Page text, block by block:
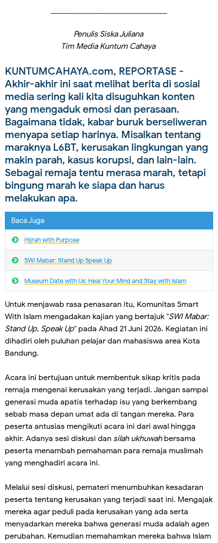
Penulis Siska Juliana
Tim Media Kuntum Cahaya
KUNTUMCAHAYA.com, REPORTASE -
Akhir-akhir ini saat melihat berita di sosial
media sering kali kita disuguhkan konten
yang mengaduk emosi dan perasaan.
Bagaimana tidak, kabar buruk berseliweran
menyapa setiap harinya. Misalkan tentang
maraknya L6BT, kerusakan lingkungan yang
makin parah, kasus korupsi, dan lain-lain.
Sebagai remaja tentu merasa marah, tetapi
bingung marah ke siapa dan harus
melakukan apa.
Baca Juga
Hijrah with Purpose
SWI Mabar: Stand Up Speak Up
Museum Date with Us: Heal Your Mind and Stay with Islam
Untuk menjawab rasa penasaran itu, Komunitas Smart
With Islam mengadakan kajian yang bertajuk "SWI Mabar:
Stand Up, Speak Up" pada Ahad 21 Juni 2026. Kegiatan ini
dihadiri oleh puluhan pelajar dan mahasiswa area Kota
Bandung.
Acara ini bertujuan untuk membentuk sikap kritis pada
remaja mengenai kerusakan yang terjadi. Jangan sampai
generasi muda apatis terhadap isu yang berkembang
sebab masa depan umat ada di tangan mereka. Para
peserta antusias mengikuti acara ini dari awal hingga
akhir. Adanya sesi diskusi dan silah ukhuwahbersama
peserta menambah pemahaman para remaja muslimah
yang menghadiri acara ini.
Melalui sesi diskusi, pemateri menumbuhkan kesadaran
peserta tentang kerusakan yang terjadi saat ini. Mengajak
mereka agar peduli pada kerusakan yang ada serta
menyadarkan mereka bahwa generasi muda adalah agen
perubahan. Kemudian memahamkan mereka bahwa Islam